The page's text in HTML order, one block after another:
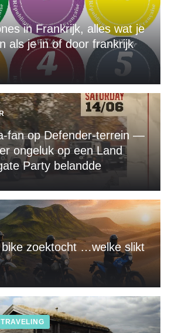
in Frankrijk, alles wat je
als je in of door frankrijk
fan op Defender-terrein —
ongeluk op een Land
Party belandde
zoektocht …welke slikt
TRAVELING